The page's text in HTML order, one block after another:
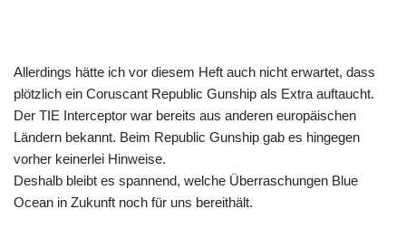
Allerdings hätte ich vor diesem Heft auch nicht erwartet, dass
plötzlich ein Coruscant Republic Gunship als Extra auftaucht.
Der TIE Interceptor war bereits aus anderen europäischen
Ländern bekannt. Beim Republic Gunship gab es hingegen
vorher keinerlei Hinweise.
Deshalb bleibt es spannend, welche Überraschungen Blue
Ocean in Zukunft noch für uns bereithält.